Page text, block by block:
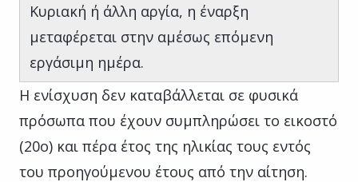
Κυριακή ή άλλη αργία, η έναρξη
μεταφέρεται στην αμέσως επόμενη
εργάσιμη ημέρα.
Η ενίσχυση δεν καταβάλλεται σε φυσικά
πρόσωπα που έχουν συμπληρώσει το εικοστό
(20ο) και πέρα έτος της ηλικίας τους εντός
του προηγούμενου έτους από την αίτηση.